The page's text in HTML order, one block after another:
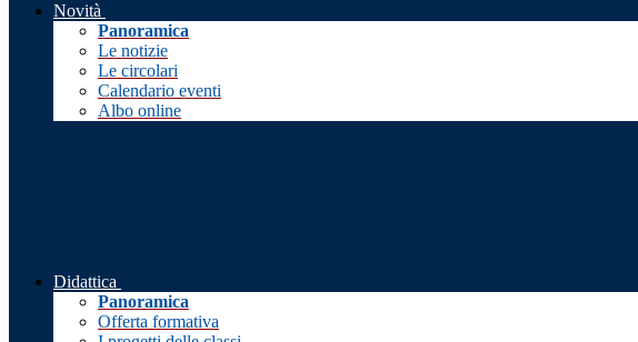
Novità
Panoramica
Le notizie
Le circolari
Calendario eventi
Albo online
Didattica
Panoramica
Offerta formativa